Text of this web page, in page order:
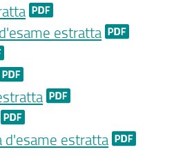
estratta
d'esame estratta